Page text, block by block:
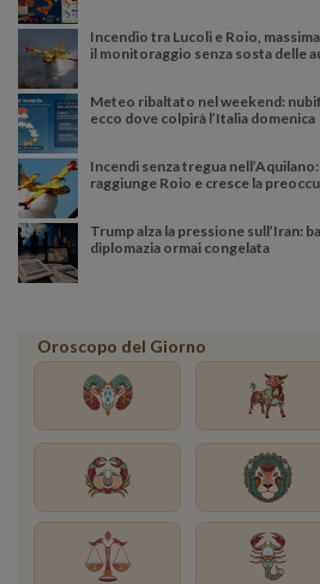
Incendio tra Lucoli e Roio,
il monitoraggio senza sosta delle
Meteo ribaltato nel weekend:
ecco dove colpirà l’Italia domenica
Incendi senza tregua
raggiunge Roio e cresce la
Trump alza la pressione sull’Iran:
diplomazia ormai congelata
Oroscopo del Giorno